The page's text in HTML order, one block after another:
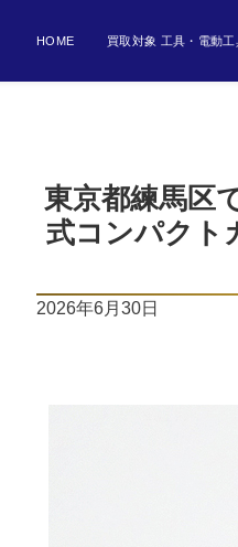
HOME 買取対象 工具・電動工
東京都練馬区
式コンパクト
2026年6月30日